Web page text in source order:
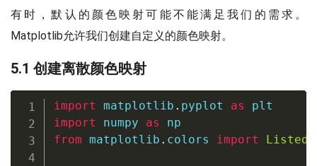
有时，默认的颜色映射可能不能满足我们的需求。
Matplotlib允许我们创建自定义的颜色映射。
5.1 创建离散颜色映射
import matplotlib . pyplot as
import numpy as
from matplotlib . colors import